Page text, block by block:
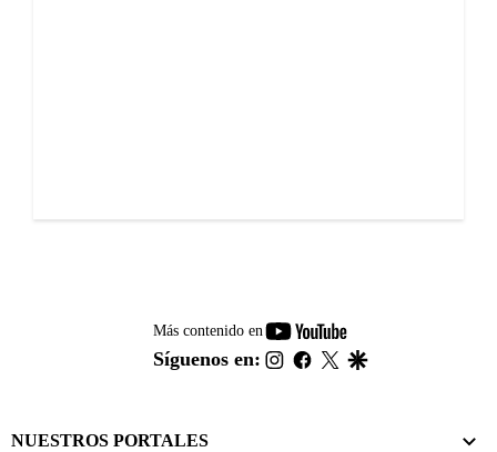
Más contenido en
youtube-
footer
Síguenos en: instagram
facebook
twitter
NUESTROS PORTALES